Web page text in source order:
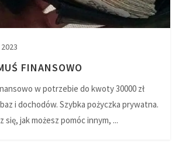
FINANSOWO
w potrzebie do kwoty 30000 zł
i dochodów. Szybka pożyczka prywatna.
się, jak możesz pomóc innym, ...